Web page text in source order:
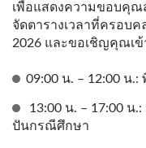
เพื่อแสดงความขอบคุ
จัดตารางเวลาที่ครอบ
2026 และขอเชิญคุณเข้
09:00 น. – 12:00 น
13:00 น. – 17:00 น
ปันกรณีศึกษา